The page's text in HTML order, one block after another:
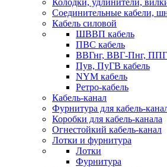
Колодки, удлинители,
Соединительные кабели,
Кабель силовой
ШВВП кабель
ПВС кабель
ВВГнг, ВВГ-Пнг,
Пув, ПуГВ кабель
NYM кабель
Ретро-кабель
Кабель-канал
Фурнитура для кабель-
Коробки для кабель-канала
Огнестойкий кабель-канал
Лотки и фурнитура
Лотки
Фурнитура